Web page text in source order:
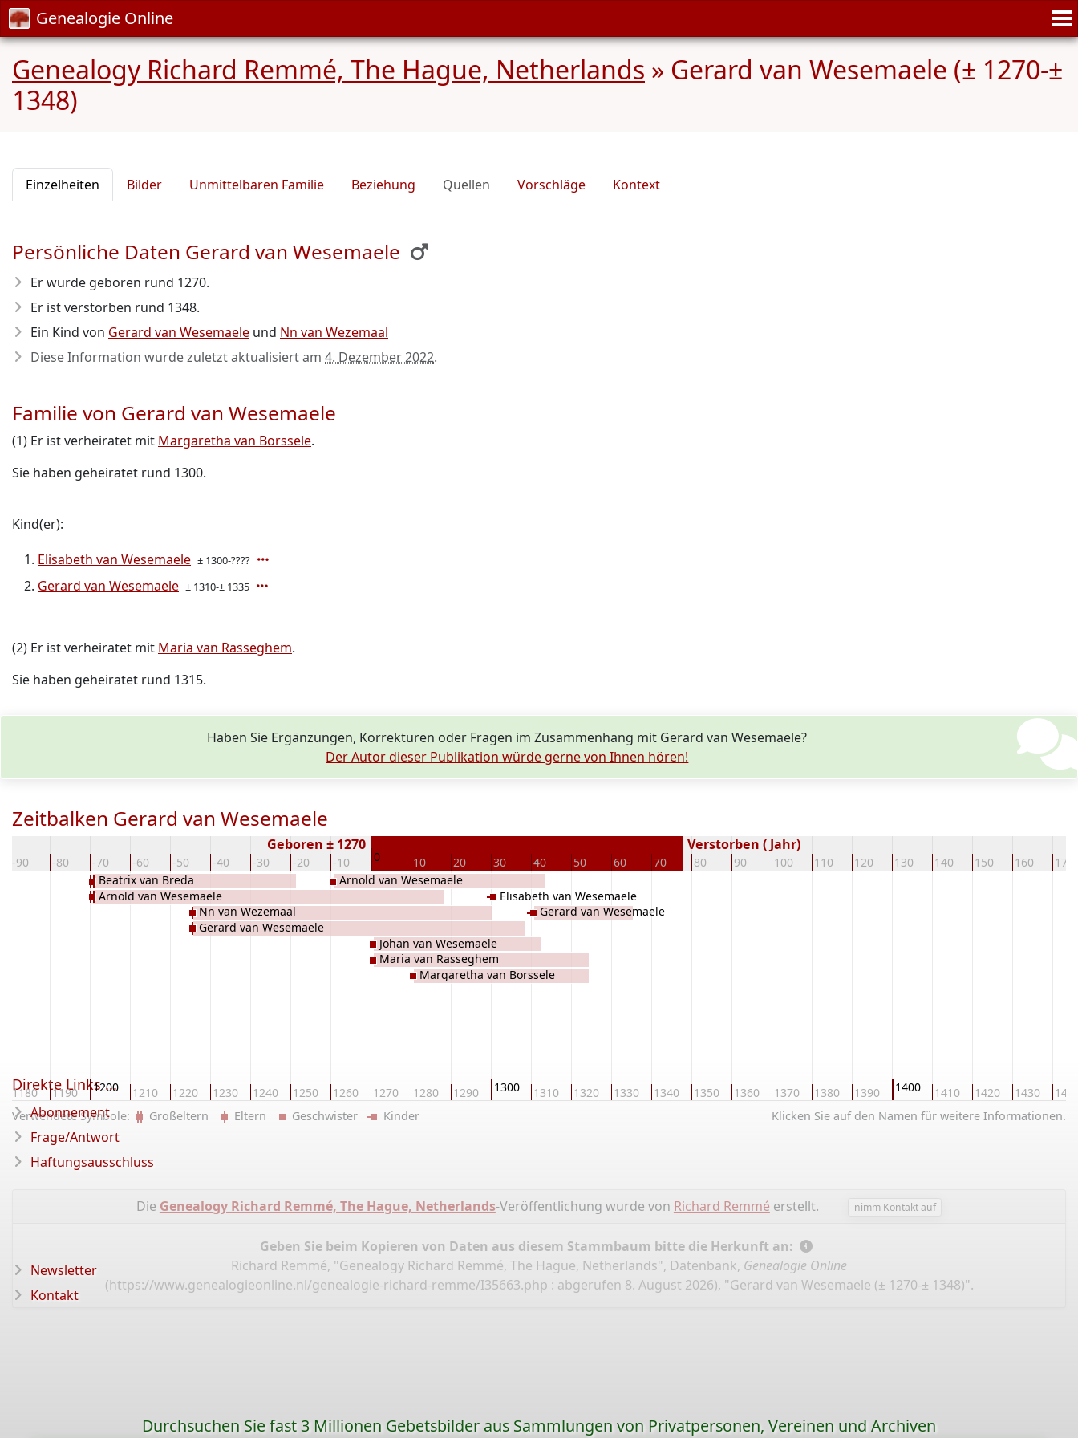
Genealogie Online
Genealogy Richard Remmé, The Hague, Netherlands » Gerard van Wesemaele (± 1270-±
1348)
Einzelheiten Bilder Unmittelbaren Familie Beziehung Quellen Vorschläge Kontext
Persönliche Daten Gerard van Wesemaele
Er wurde geboren rund 1270.
Er ist verstorben rund 1348.
Ein Kind von Gerard van Wesemaele und Nn van Wezemaal
Diese Information wurde zuletzt aktualisiert am 4. Dezember 2022.
Familie von Gerard van Wesemaele
(1) Er ist verheiratet mit Margaretha van Borssele.
Sie haben geheiratet rund 1300.
Kind(er):
Elisabeth van Wesemaele ± 1300-????
Gerard van Wesemaele ± 1310-± 1335
(2) Er ist verheiratet mit Maria van Rasseghem.
Sie haben geheiratet rund 1315.
Haben Sie Ergänzungen, Korrekturen oder Fragen im Zusammenhang mit Gerard van Wesemaele?
Der Autor dieser Publikation würde gerne von Ihnen hören!
Zeitbalken Gerard van Wesemaele
-90 -80 -70 -60 -50 -40 -30 -20 -10 0 10 20 30 40 50 60 70 80 90 100 110 120 130 140 150 160 170
Geboren ± 1270 Verstorben ( Jahr)
1180 1190 1200 1210 1220 1230 1240 1250 1260 1270 1280 1290 1300 1310 1320 1330 1340 1350 1360 1370 1380 1390 1400 1410 1420 1430
Beatrix van Breda
Arnold van Wesemaele
Nn van Wezemaal
Gerard van Wesemaele
Arnold van Wesemaele
Johan van Wesemaele
Maria van Rasseghem
Margaretha van Borssele
Elisabeth van Wesemaele
Gerard van Wesemaele
Klicken Sie auf den Namen für weitere Informationen.
Verwendete Symbole: Großeltern Eltern Geschwister Kinder
Die Genealogy Richard Remmé, The Hague, Netherlands-Veröffentlichung wurde von Richard Remmé erstellt. nimm Kontakt auf
Geben Sie beim Kopieren von Daten aus diesem Stammbaum bitte die Herkunft an:
Richard Remmé, "Genealogy Richard Remmé, The Hague, Netherlands", Datenbank, Genealogie Online
(https://www.genealogieonline.nl/genealogie-richard-remme/I35663.php : abgerufen 8. August 2026), "Gerard van Wesemaele (± 1270-± 1348)".
Direkte Links ...
Abonnement
Frage/Antwort
Haftungsausschluss
Newsletter
Kontakt
Durchsuchen Sie fast 3 Millionen Gebetsbilder aus Sammlungen von Privatpersonen, Vereinen und Archiven